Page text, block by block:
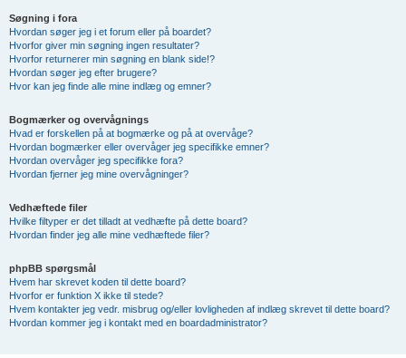
Søgning i fora
Hvordan søger jeg i et forum eller på boardet?
Hvorfor giver min søgning ingen resultater?
Hvorfor returnerer min søgning en blank side!?
Hvordan søger jeg efter brugere?
Hvor kan jeg finde alle mine indlæg og emner?
Bogmærker og overvågnings
Hvad er forskellen på at bogmærke og på at overvåge?
Hvordan bogmærker eller overvåger jeg specifikke emner?
Hvordan overvåger jeg specifikke fora?
Hvordan fjerner jeg mine overvågninger?
Vedhæftede filer
Hvilke filtyper er det tilladt at vedhæfte på dette board?
Hvordan finder jeg alle mine vedhæftede filer?
phpBB spørgsmål
Hvem har skrevet koden til dette board?
Hvorfor er funktion X ikke til stede?
Hvem kontakter jeg vedr. misbrug og/eller lovligheden af indlæg skrevet til dette board?
Hvordan kommer jeg i kontakt med en boardadministrator?